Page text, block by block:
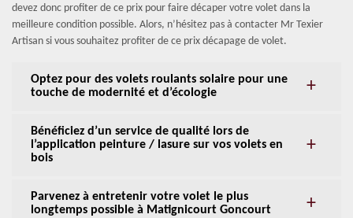
devez donc profiter de ce prix pour faire décaper votre volet dans la
meilleure condition possible. Alors, n’hésitez pas à contacter Mr Texier
Artisan si vous souhaitez profiter de ce prix décapage de volet.
Optez pour des volets roulants solaire pour une
touche de modernité et d’écologie
Bénéficiez d’un service de qualité lors de
l’application peinture / lasure sur vos volets en
bois
Parvenez à entretenir votre volet le plus
longtemps possible à Matignicourt Goncourt